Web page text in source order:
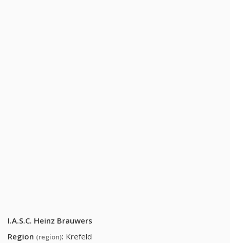
I.A.S.C. Heinz Brauwers
Region (region): Krefeld